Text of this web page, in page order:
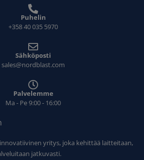
Puhelin
+358 40 035 5970
Sähköposti
sales@nordblast.com
Palvelemme
Ma - Pe 9:00 - 16:00
yritys, joka kehittää laitteitaan,
jatkuvasti.